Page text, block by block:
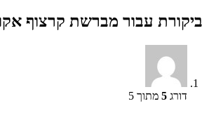
מברשת קרצוף
דורג5 מתוך 5